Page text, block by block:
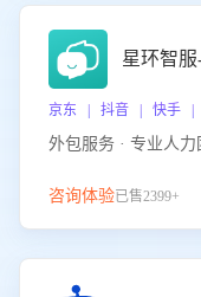
星环智
京东 | 抖音 | 快手 |
外包服务 · 专业人
咨询体验已售2399+